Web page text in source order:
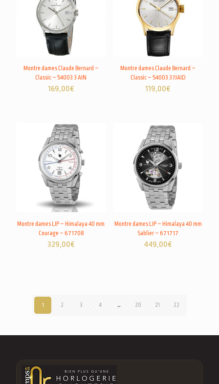
Montre dames Claude Bernard –
Classic – 54003 3 AIN
169,00€
Montre dames Claude Bernard –
Classic – 54003 37JAID
119,00€
Montre dames LIP – Himalaya 40 mm
Courage – 671708
329,00€
Montre dames LIP – Himalaya 40 mm
Sablier – 671717
449,00€
1 2 3 4 … 20 21 22